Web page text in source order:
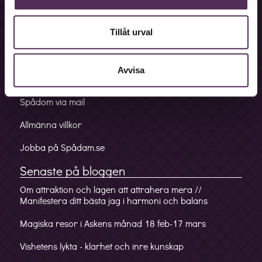
Tillåt urval
Avvisa
Bokningslinje
Förskottslinje
Spådom via mail
Allmänna villkor
Jobba på Spådam.se
Senaste på bloggen
Om attraktion och lagen att attrahera mera //
Manifestera ditt bästa jag i harmoni och balans
Magiska resor i Askens månad 18 feb-17 mars
Vishetens lykta - klarhet och inre kunskap